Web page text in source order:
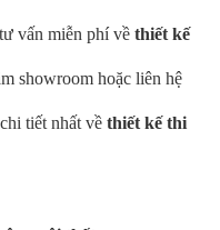
vấn miễn phí về thiết kế
showroom hoặc liên hệ
tiết nhất về thiết kế thi